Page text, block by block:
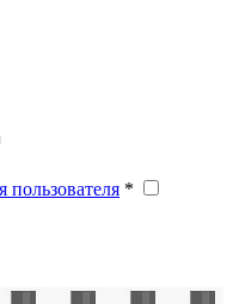
пользователя *